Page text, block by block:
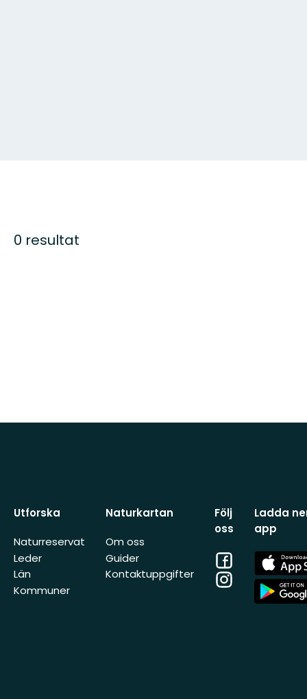
0 resultat
Utforska
Naturreservat
Leder
Län
Kommuner
Naturkartan
Om oss
Guider
Kontaktuppgifter
Följ
oss
Facebook
Instagram
Ladda
app
App
Store
App
Store